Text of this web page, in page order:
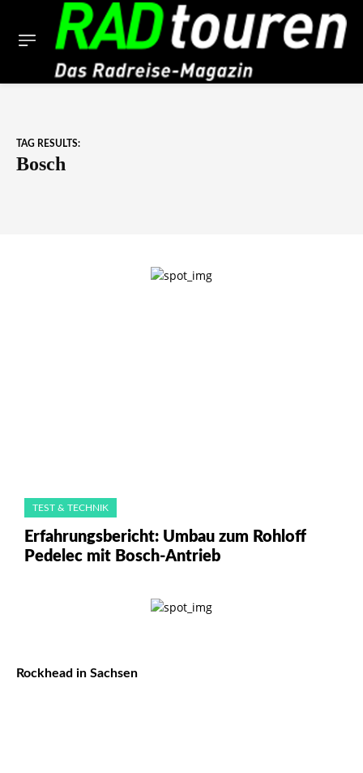
TAG RESULTS:
Bosch
TEST & TECHNIK
Erfahrungsbericht: Umbau zum Rohloff
Pedelec mit Bosch-Antrieb
Rockhead in Sachsen